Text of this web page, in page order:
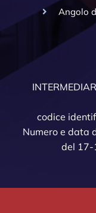
Angolo
codice
Numero e data
del